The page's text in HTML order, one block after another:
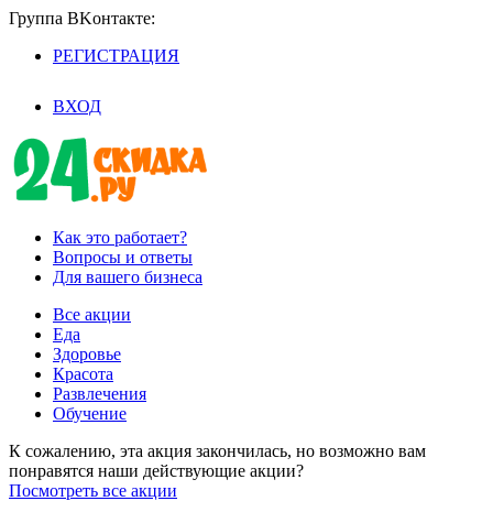
Группа BKoнтaктe:
РЕГИСТРАЦИЯ
ВХОД
Как это работает?
Вопросы и ответы
Для вашего бизнеса
Все акции
Еда
Здоровье
Красота
Развлечения
Обучение
К сожалению, эта акция закончилась, но возможно вам
понравятся наши действующие акции?
Посмотреть все акции